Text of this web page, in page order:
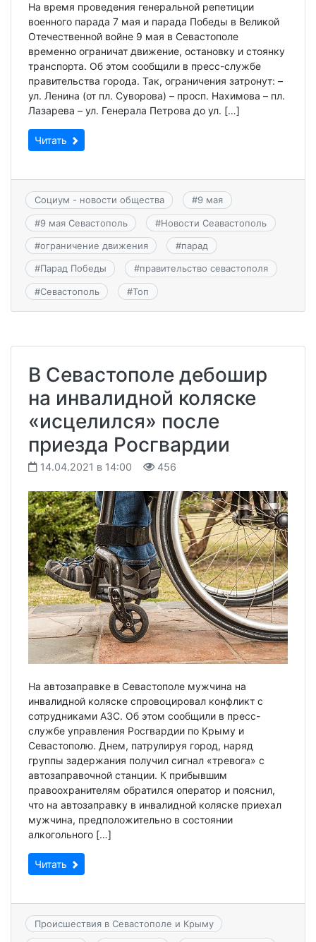
На время проведения генеральной репетиции
военного парада 7 мая и парада Победы в Великой
Отечественной войне 9 мая в Севастополе
временно ограничат движение, остановку и стоянку
транспорта. Об этом сообщили в пресс-службе
правительства города. Так, ограничения затронут: –
ул. Ленина (от пл. Суворова) – просп. Нахимова – пл.
Лазарева – ул. Генерала Петрова до ул. […]
Читать
Социум - новости общества #9 мая
#9 мая Севастополь #Новости Сеавастополь
#ограничение движения #парад
#Парад Победы #правительство севастополя
#Севастополь #Топ
В Севастополе дебошир
на инвалидной коляске
«исцелился» после
приезда Росгвардии
14.04.2021 в 14:00 456
На автозаправке в Севастополе мужчина на
инвалидной коляске спровоцировал конфликт с
сотрудниками АЗС. Об этом сообщили в пресс-
службе управления Росгвардии по Крыму и
Севастополю. Днем, патрулируя город, наряд
группы задержания получил сигнал «тревога» с
автозаправочной станции. К прибывшим
правоохранителям обратился оператор и пояснил,
что на автозаправку в инвалидной коляске приехал
мужчина, предположительно в состоянии
алкогольного […]
Читать
Происшествия в Севастополе и Крыму